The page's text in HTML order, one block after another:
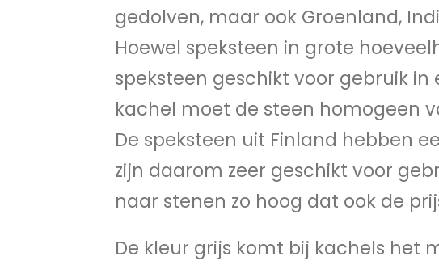
gedolven, maar ook Groenland,
Hoewel speksteen in grote
speksteen geschikt voor gebruik in
kachel moet de steen homogeen
De speksteen uit Finland hebben
zijn daarom zeer geschikt voor
naar stenen zo hoog dat ook de
De kleur grijs komt bij kachels het